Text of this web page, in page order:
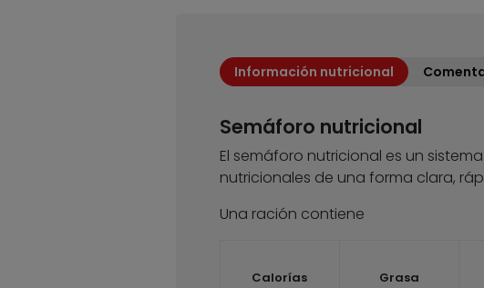
Información nutricional
Semáforo nutricional
El semáforo nutricional es un
nutricionales de una forma clara,
Una ración contiene
Calorías Grasa